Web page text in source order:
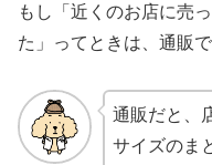
もし「近くのお店に売
た」ってときは、通販
通販だと、
サイズのま